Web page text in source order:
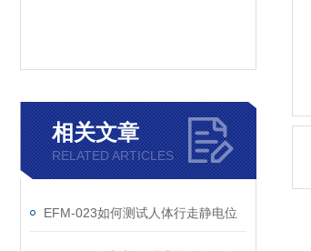
相关文章
RELATED ARTICLES
EFM-023如何测试人体行走静电位